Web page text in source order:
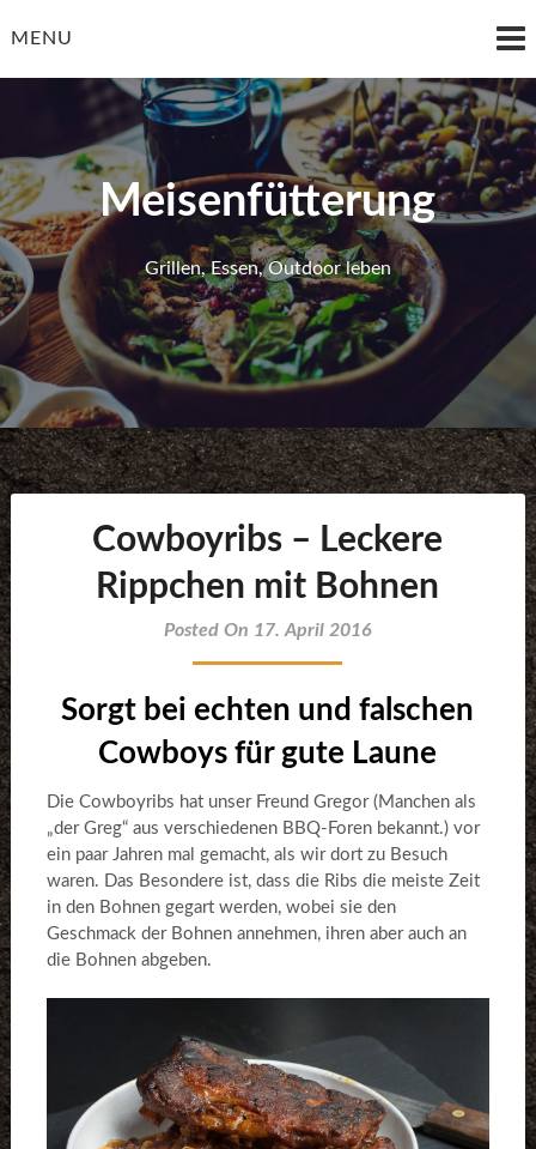
toMENU
Meisenfütterung
Grillen, Essen, Outdoor leben
Cowboyribs – Leckere
Rippchen mit Bohnen
Posted On 17. April 2016
Sorgt bei echten und falschen
Cowboys für gute Laune
Die Cowboyribs hat unser Freund Gregor (Manchen als
„der Greg“ aus verschiedenen BBQ-Foren bekannt.) vor
ein paar Jahren mal gemacht, als wir dort zu Besuch
waren. Das Besondere ist, dass die Ribs die meiste Zeit
in den Bohnen gegart werden, wobei sie den
Geschmack der Bohnen annehmen, ihren aber auch an
die Bohnen abgeben.